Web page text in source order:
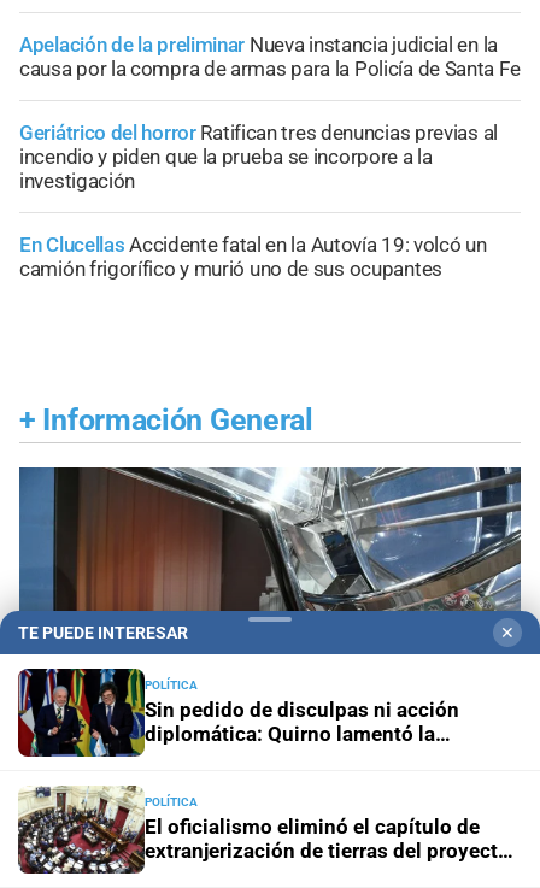
Apelación de la preliminar Nueva instancia judicial en la
causa por la compra de armas para la Policía de Santa Fe
Geriátrico del horror Ratifican tres denuncias previas al
incendio y piden que la prueba se incorpore a la
investigación
En Clucellas Accidente fatal en la Autovía 19: volcó un
camión frigorífico y murió uno de sus ocupantes
+ Información General
Sorteo del miércoles 5 agosto Quini 6: estos son
los números favorecidos
TE PUEDE INTERESAR ✕
POLÍTICA
Sin pedido de disculpas ni acción
diplomática: Quirno lamentó la
POLÍTICA
El oficialismo eliminó el capítulo de
extranjerización de tierras del proyecto